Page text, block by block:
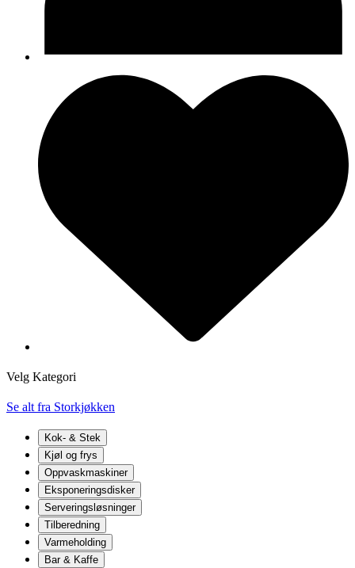
Velg Kategori
Se alt fra Storkjøkken
Kok- & Stek
Kjøl og frys
Oppvaskmaskiner
Eksponeringsdisker
Serveringsløsninger
Tilberedning
Varmeholding
Bar & Kaffe